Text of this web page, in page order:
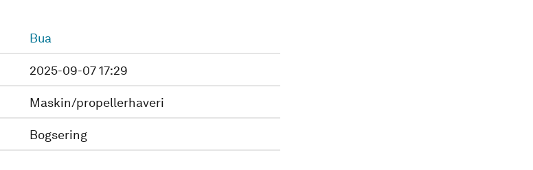
Bua
2025-09-07 17:29
Maskin/propellerhaveri
Bogsering